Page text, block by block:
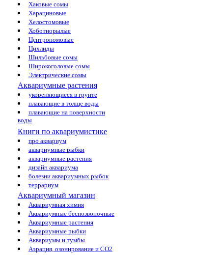
Хаковые сомы
Харациновые
Хелостомовые
Хоботнорылые
Центропомовые
Цихлиды
Шильбовые сомы
Широкоголовые сомы
Электрические сомы
Аквариумные растения
укореняющиеся в грунте
плавающие в толще воды
плавающие на поверхности
воды
Книги по аквариумистике
про аквариум
аквариумные рыбки
аквариумные растения
дизайн аквариума
болезни аквариумных рыбок
террариум
Аквариумный магазин
Аквариумная химия
Аквариумные беспозвоночные
Аквариумные растения
Аквариумные рыбки
Аквариумы и тумбы
Аэрация, озонирование и CO2